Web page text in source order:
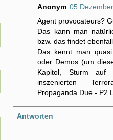
Anonym 05
Agent provocateurs?
Das kann man
bzw. das findet
Das kennt man
oder Demos (um
Kapitol, Sturm
inszenierten
Propaganda Due - P2
Antworten